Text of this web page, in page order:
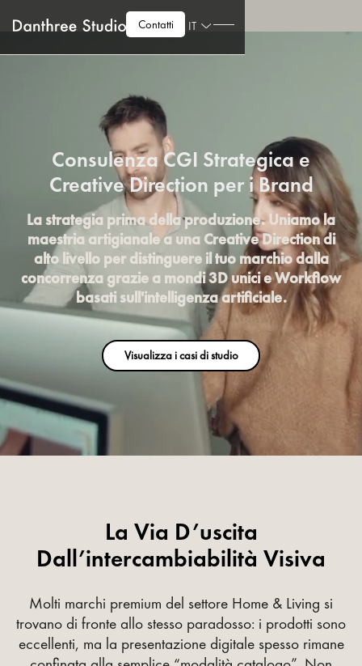
Contatti IT
Consulenza CGI Strategica e
Creative Direction per i Brand
La strategia prima della produzione. Uniamo la
maestria artigianale a una Creative Direction di
alto livello per distinguere il tuo marchio dalla
concorrenza grazie a mondi 3D unici e Workflow
basati sull'intelligenza artificiale.
Visualizza i casi di studio
La Via D’uscita
Dall’intercambiabilità Visiva
Molti marchi premium del settore Home & Living si
trovano di fronte allo stesso paradosso: i prodotti sono
eccellenti, ma la presentazione digitale spesso rimane